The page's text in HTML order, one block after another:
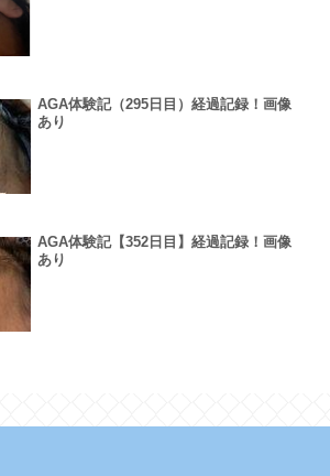
AGA体験記（295日目）経過記録！画像
あり
AGA体験記【352日目】経過記録！画像
あり